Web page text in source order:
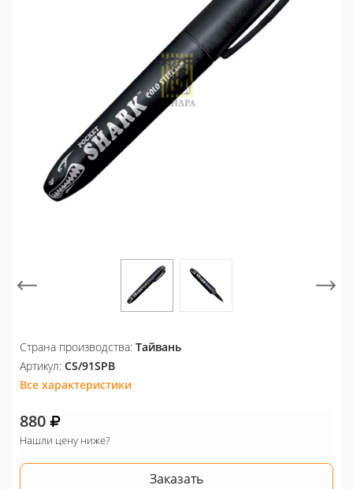
Страна производства: Тайвань
Артикул: CS/91SPB
Все характеристики
880
Нашли цену ниже?
Заказать